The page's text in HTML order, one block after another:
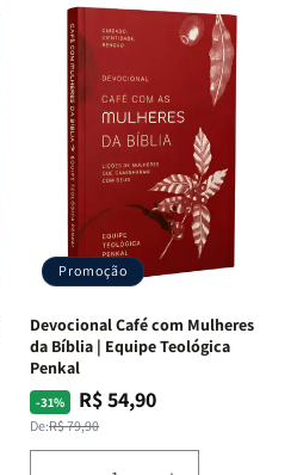
Promoção
Devocional Café com Mulheres
da Bíblia | Equipe Teológica
Penkal
-31%
Preço
normal
De:R$ 79,90
Preço
promocional
R$ 54,90